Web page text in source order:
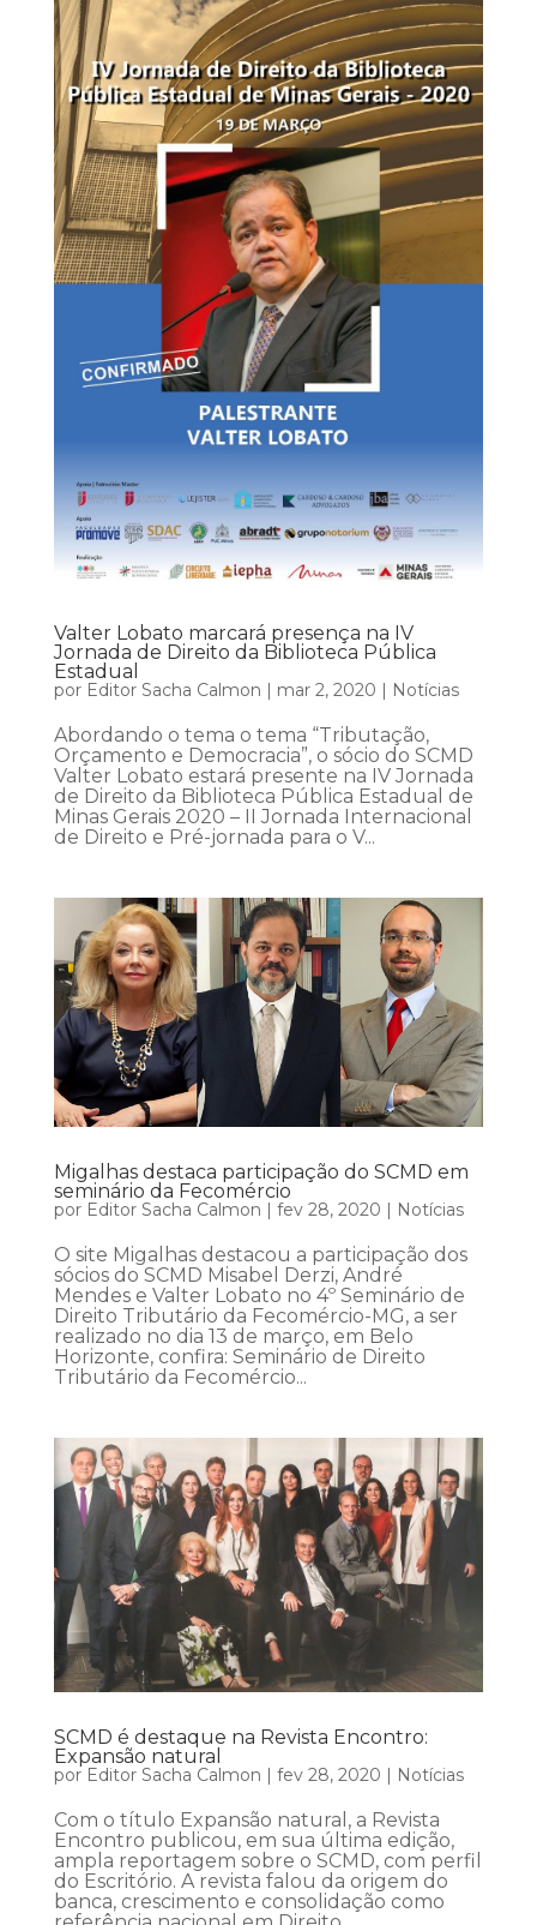
Valter Lobato marcará presença na IV
Jornada de Direito da Biblioteca Pública
Estadual
por Editor Sacha Calmon mar 2, 2020 Notícias
Abordando o tema o tema “Tributação,
Orçamento e Democracia”, o sócio do SCMD
Valter Lobato estará presente na IV Jornada
de Direito da Biblioteca Pública Estadual de
Minas Gerais 2020 – II Jornada Internacional
de Direito e Pré-jornada para o V...
Migalhas destaca participação do SCMD em
seminário da Fecomércio
por Editor Sacha Calmon | fev 28, 2020 | Notícias
O site Migalhas destacou a participação dos
sócios do SCMD Misabel Derzi, André
Mendes e Valter Lobato no 4º Seminário de
Direito Tributário da Fecomércio-MG, a ser
realizado no dia 13 de março, em Belo
Horizonte, confira: Seminário de Direito
Tributário da Fecomércio...
SCMD é destaque na Revista Encontro:
Expansão natural
por Editor Sacha Calmon fev 28, 2020 Notícias
Com o título Expansão natural, a Revista
Encontro publicou, em sua última edição,
ampla reportagem sobre o SCMD, com perfil
do Escritório. A revista falou da origem do
banca, crescimento e consolidação como